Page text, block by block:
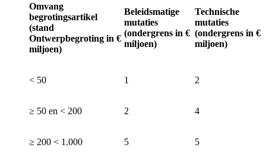
Omvang
begrotingsartikel
(stand
Ontwerpbegroting in €
miljoen)
Beleidsmatige
mutaties
(ondergrens in €
miljoen)
Technische
mutaties
(ondergrens in €
miljoen)
< 50 1 2
≥ 50 en < 200 2 4
≥ 200 < 1.000 5 5